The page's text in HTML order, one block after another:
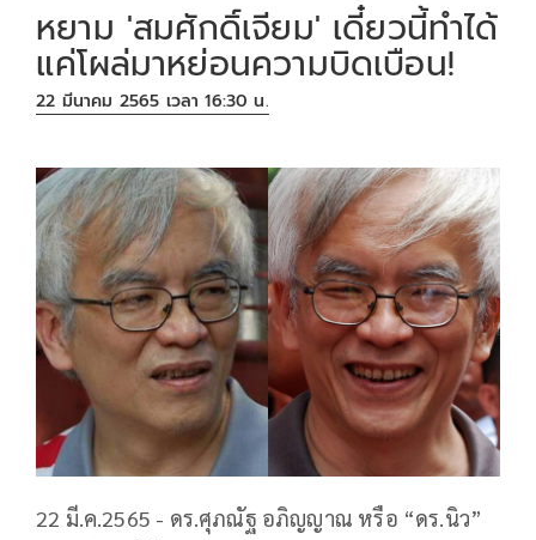
หยาม 'สมศักดิ์เจียม' เดี๋ยวนี้ทำได้
แค่โผล่มาหย่อนความบิดเบือน!
22 มีนาคม 2565 เวลา 16:30 น.
22 มี.ค.2565 -​ ดร.ศุภณัฐ อภิญญาณ หรือ “ดร.นิว”